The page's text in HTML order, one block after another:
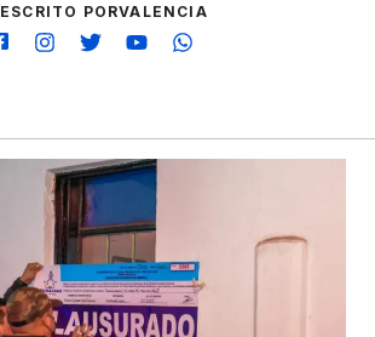
ESCRITO PORVALENCIA